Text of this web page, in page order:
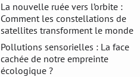
La nouvelle ruée vers l’orbite :
Comment les constellations de
satellites transforment le monde
Pollutions sensorielles : La face
cachée de notre empreinte
écologique ?